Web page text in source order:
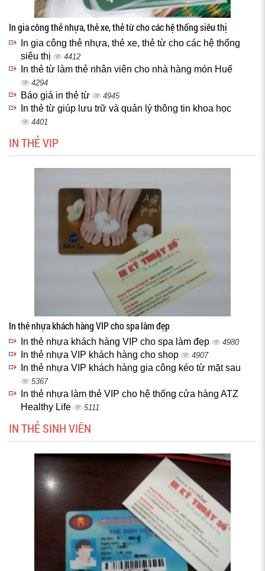
In gia công thẻ nhựa, thẻ xe, thẻ từ cho các hệ thống siêu thị
In gia công thẻ nhựa, thẻ xe, thẻ từ cho các hệ thống
siêu thị
4412
In thẻ từ làm thẻ nhân viên cho nhà hàng món Huế
4294
Báo giá in thẻ từ 4945
In thẻ từ giúp lưu trữ và quản lý thông tin khoa học
4401
IN THẺ VIP
In thẻ nhựa khách hàng VIP cho spa làm đẹp
In thẻ nhựa khách hàng VIP cho spa làm đẹp 4980
In thẻ nhựa VIP khách hàng cho shop 4907
In thẻ nhựa VIP khách hàng gia công kéo từ mặt sau
5367
In thẻ nhựa làm thẻ VIP cho hệ thống cửa hàng ATZ
Healthy Life
5111
IN THẺ SINH VIÊN